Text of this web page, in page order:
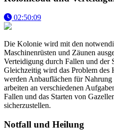
02:50:09
Die Kolonie wird mit den
Maschinenrüsten und Zäunen
Verteidigung durch Fallen und der
Gleichzeitig wird das Problem des
werden Anbauflächen für
arbeiten an verschiedenen
Fallen und das Starten von
sicherzustellen.
Notfall und Heilung